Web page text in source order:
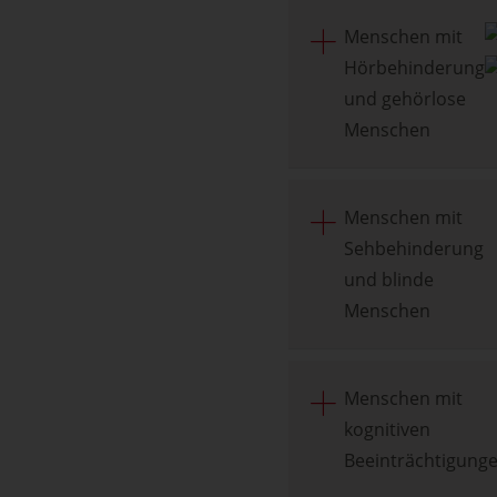
Menschen mit
Hörbehinderung
und gehörlose
Menschen
Menschen mit
Sehbehinderung
und blinde
Menschen
Menschen mit
kognitiven